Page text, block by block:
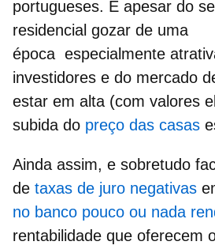
portugueses. E apesar do
residencial gozar de uma
época especialmente
investidores e do mercado
estar em alta (com valores
subida do preço das casas
Ainda assim, e sobretudo
de taxas de juro negativas
no banco pouco ou nada
rentabilidade que oferecem